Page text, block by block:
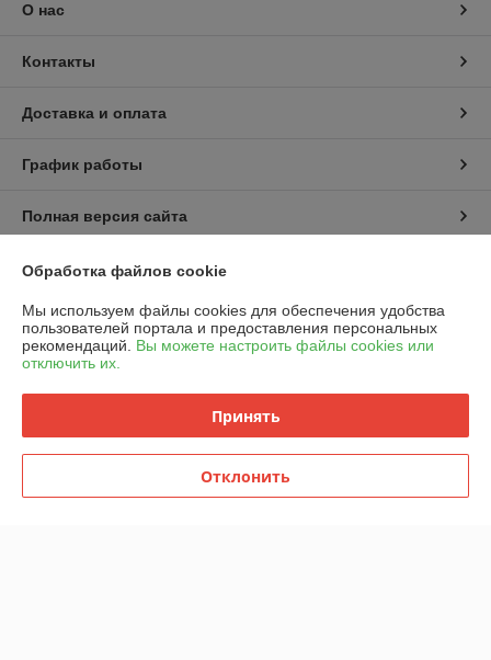
О нас
Контакты
Доставка и оплата
График работы
Полная версия сайта
Политика обработки cookies
Сайт создан на платформе Deal.by
Юридическое лицо:ООО "Горячий металл"
Обработка файлов cookie
Мы используем файлы cookies для обеспечения удобства
пользователей портала и предоставления персональных
рекомендаций. Вы можете настроить файлы cookies или
отключить их.
Принять
Отклонить